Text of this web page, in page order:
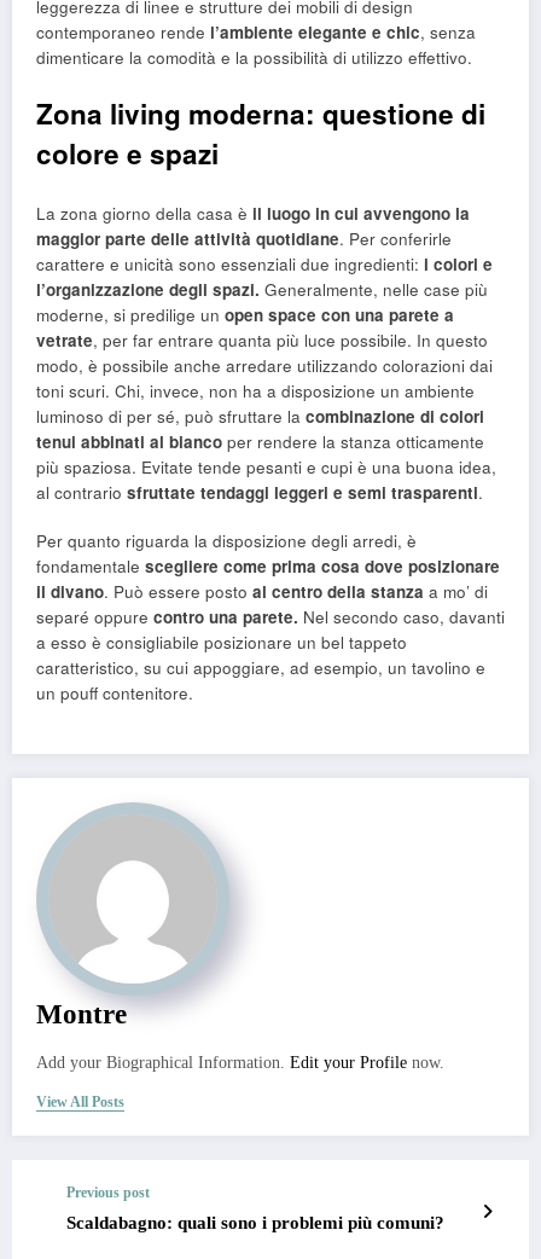
leggerezza di linee e strutture dei mobili di design
contemporaneo rende l’ambiente elegante e chic, senza
dimenticare la comodità e la possibilità di utilizzo effettivo.
Zona living moderna: questione di
colore e spazi
La zona giorno della casa è il luogo in cui avvengono la
maggior parte delle attività quotidiane. Per conferirle
carattere e unicità sono essenziali due ingredienti: i colori e
l’organizzazione degli spazi. Generalmente, nelle case più
moderne, si predilige un open space con una parete a
vetrate, per far entrare quanta più luce possibile. In questo
modo, è possibile anche arredare utilizzando colorazioni dai
toni scuri. Chi, invece, non ha a disposizione un ambiente
luminoso di per sé, può sfruttare la combinazione di colori
tenui abbinati al bianco per rendere la stanza otticamente
più spaziosa. Evitate tende pesanti e cupi è una buona idea,
al contrario sfruttate tendaggi leggeri e semi trasparenti.
Per quanto riguarda la disposizione degli arredi, è
fondamentale scegliere come prima cosa dove posizionare
il divano. Può essere posto al centro della stanza a mo’ di
separé oppure contro una parete. Nel secondo caso, davanti
a esso è consigliabile posizionare un bel tappeto
caratteristico, su cui appoggiare, ad esempio, un tavolino e
un pouff contenitore.
Montre
Add your Biographical Information. Edit your Profile now.
View All Posts
Previous post
Scaldabagno: quali sono i problemi più comuni?